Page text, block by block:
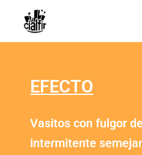
EFECTO
Vasitos con fulgor
intermitente